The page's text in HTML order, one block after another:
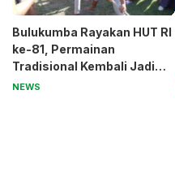
Bulukumba Rayakan HUT RI
ke-81, Permainan
Tradisional Kembali Jadi
Magnet
NEWS